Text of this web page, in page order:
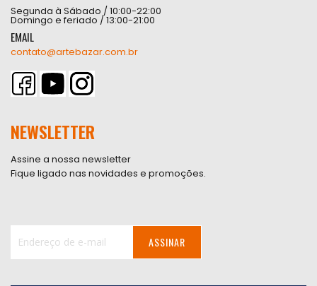
Segunda à Sábado / 10:00-22:00
Domingo e feriado / 13:00-21:00
EMAIL
contato@artebazar.com.br
NEWSLETTER
Assine a nossa newsletter
Fique ligado nas novidades e promoções.
ASSINAR